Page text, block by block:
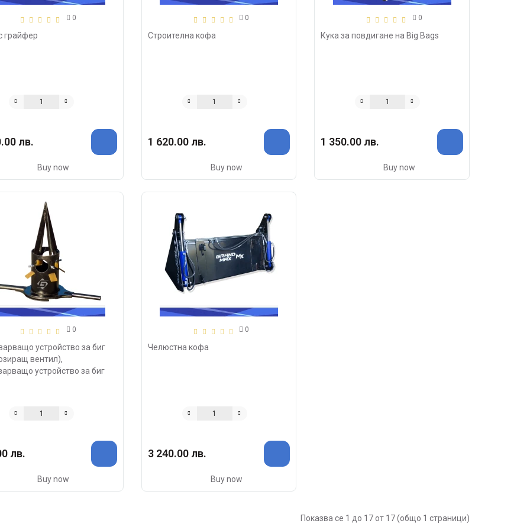
0
грайфер
лв.
Buy now
0
Строителна кофа
1 620.00 лв.
Buy now
0
Кука за повдигане на Big Bags
1 350.00 лв.
Buy now
0
устройство за биг
вентил),
устройство за биг
лв.
Buy now
0
Челюстна кофа
3 240.00 лв.
Buy now
Показва се 1 до 17 от 17 (общо 1 страници)